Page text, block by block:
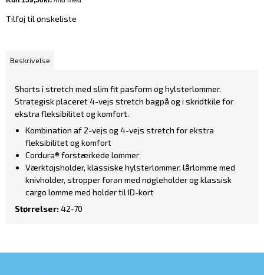
Tilføj til ønskeliste
Beskrivelse
Shorts i stretch med slim fit pasform og hylsterlommer.
Strategisk placeret 4-vejs stretch bagpå og i skridtkile for
ekstra fleksibilitet og komfort.
Kombination af 2-vejs og 4-vejs stretch for ekstra
fleksibilitet og komfort
Cordura® forstærkede lommer
Værktøjsholder, klassiske hylsterlommer, lårlomme med
knivholder, stropper foran med nøgleholder og klassisk
cargo lomme med holder til ID-kort
Størrelser: 42-70